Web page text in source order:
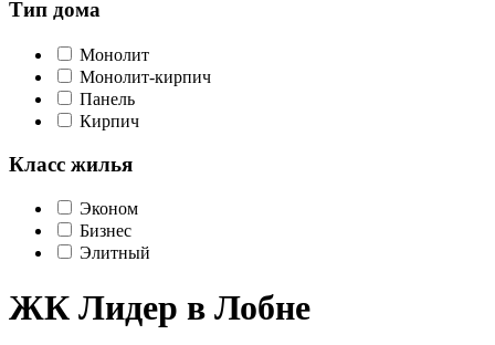
Тип дома
Монолит
Монолит-кирпич
Панель
Кирпич
Класс жилья
Эконом
Бизнес
Элитный
ЖК Лидер в Лобне